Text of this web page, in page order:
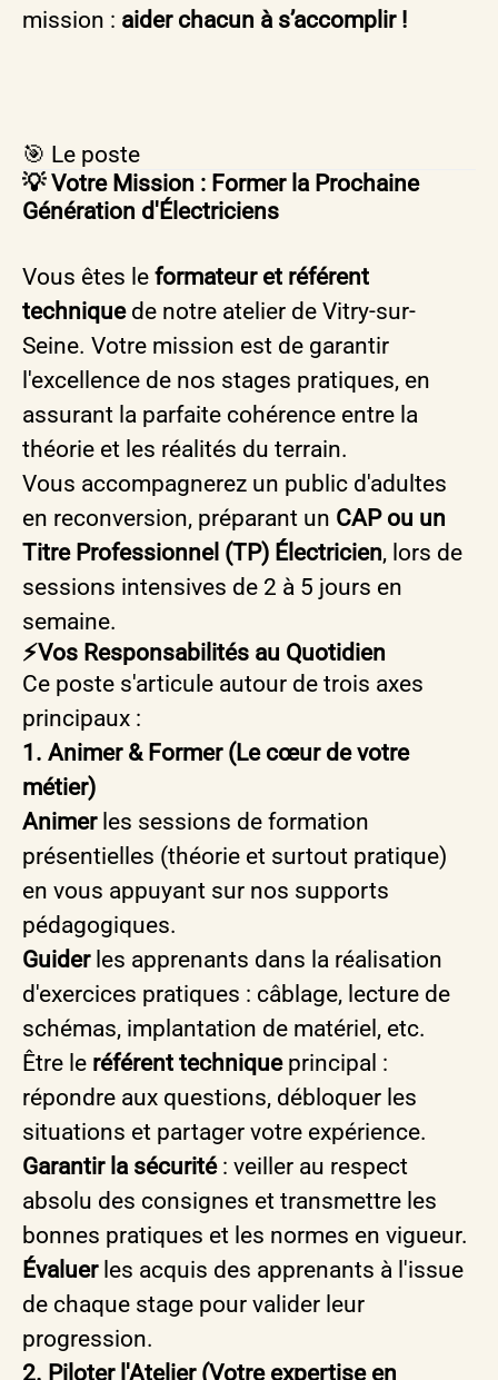
mission : aider chacun à s’accomplir !
🎯 Le poste
💡 Votre Mission : Former la Prochaine
Génération d'Électriciens
Vous êtes le formateur et référent
techniquede notre atelier de Vitry-sur-
Seine. Votre mission est de garantir
l'excellence de nos stages pratiques, en
assurant la parfaite cohérence entre la
théorie et les réalités du terrain.
Vous accompagnerez un public d'adultes
en reconversion, préparant un CAP ou un
Titre Professionnel (TP) Électricien, lors de
sessions intensives de 2 à 5 jours en
semaine.
⚡️Vos Responsabilités au Quotidien
Ce poste s'articule autour de trois axes
principaux :
1. Animer & Former (Le cœur de votre
métier)
Animerles sessions de formation
présentielles (théorie et surtout pratique)
en vous appuyant sur nos supports
pédagogiques.
Guiderles apprenants dans la réalisation
d'exercices pratiques : câblage, lecture de
schémas, implantation de matériel, etc.
Être le référent techniqueprincipal :
répondre aux questions, débloquer les
situations et partager votre expérience.
Garantir la sécurité: veiller au respect
absolu des consignes et transmettre les
bonnes pratiques et les normes en vigueur.
Évaluerles acquis des apprenants à l'issue
de chaque stage pour valider leur
progression.
2. Piloter l'Atelier (Votre expertise en